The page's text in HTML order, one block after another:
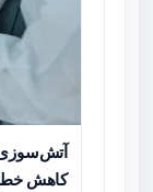
کاهش خطر